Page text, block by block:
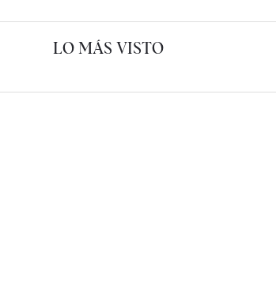
LO MÁS VISTO